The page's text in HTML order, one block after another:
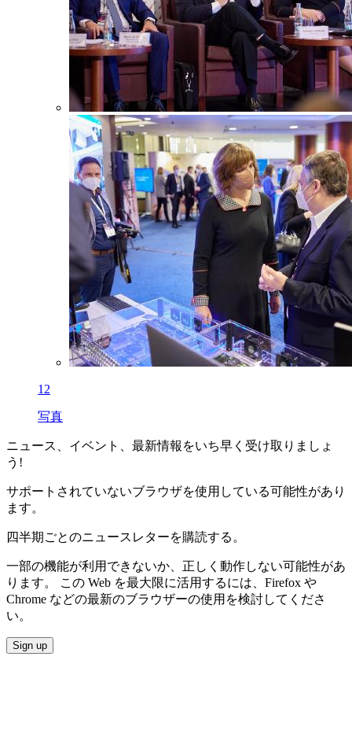
12
写真
ニュース、イベント、最新情報をいち早く受け取りましょ
う!
サポートされていないブラウザを使用している可能性があり
ます。
四半期ごとのニュースレターを購読する。
一部の機能が利用できないか、正しく動作しない可能性があ
ります。 この Web を最大限に活用するには、Firefox や
Chrome などの最新のブラウザーの使用を検討してくださ
い。
Sign up